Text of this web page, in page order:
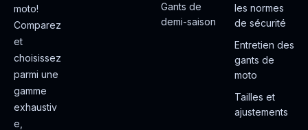
moto!
Comparez
et
choisissez
parmi une
gamme
exhaustiv
e,
Gants de
demi-saison
les normes
de sécurité
Entretien des
gants de
moto
Tailles et
ajustements